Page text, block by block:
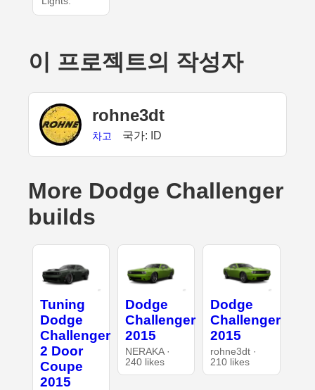
이 프로젝트의 작성자
rohne3dt
차고 국가: ID
More Dodge Challenger
builds
Tuning
Dodge
Challenger
2 Door
Coupe
2015
Dodge
Challenger
2015
NERAKA ·
240 likes
Dodge
Challenger
2015
rohne3dt ·
210 likes